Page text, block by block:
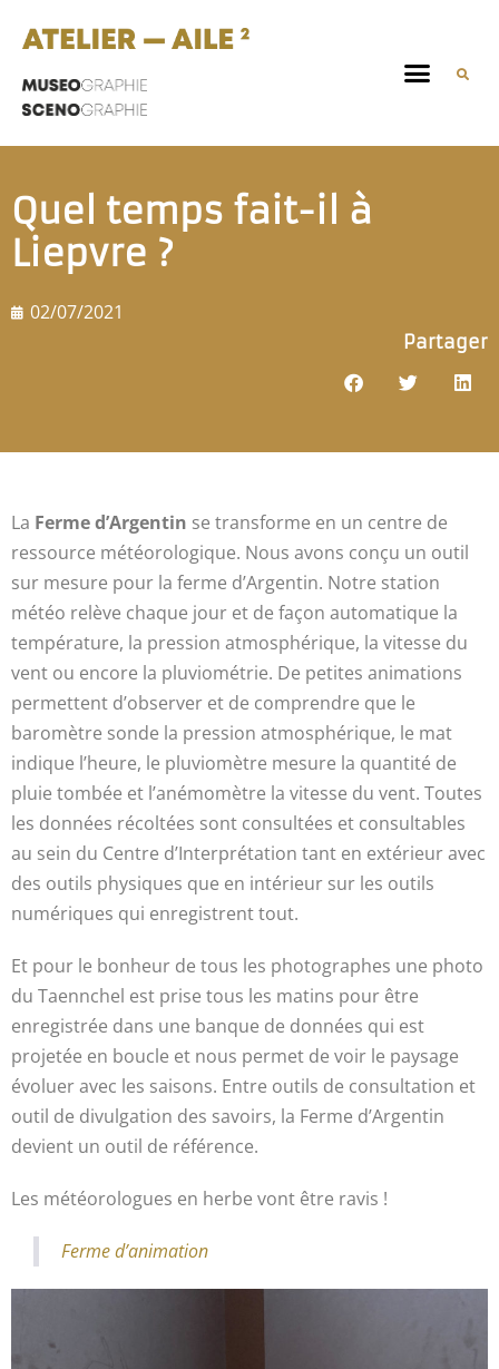
Quel temps fait-il à
Liepvre ?
02/07/2021
Partager
La Ferme d’Argentin se transforme en un centre de
ressource météorologique. Nous avons conçu un outil
sur mesure pour la ferme d’Argentin. Notre station
météo relève chaque jour et de façon automatique la
température, la pression atmosphérique, la vitesse du
vent ou encore la pluviométrie. De petites animations
permettent d’observer et de comprendre que le
baromètre sonde la pression atmosphérique, le mat
indique l’heure, le pluviomètre mesure la quantité de
pluie tombée et l’anémomètre la vitesse du vent. Toutes
les données récoltées sont consultées et consultables
au sein du Centre d’Interprétation tant en extérieur avec
des outils physiques que en intérieur sur les outils
numériques qui enregistrent tout.
Et pour le bonheur de tous les photographes une photo
du Taennchel est prise tous les matins pour être
enregistrée dans une banque de données qui est
projetée en boucle et nous permet de voir le paysage
évoluer avec les saisons. Entre outils de consultation et
outil de divulgation des savoirs, la Ferme d’Argentin
devient un outil de référence.
Les météorologues en herbe vont être ravis !
Ferme d’animation